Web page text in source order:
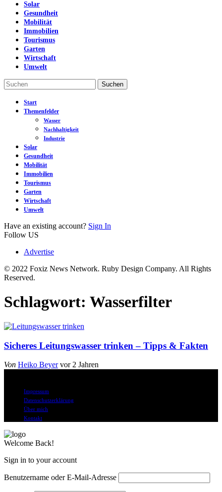
Solar
Gesundheit
Mobilität
Immobilien
Tourismus
Garten
Wirtschaft
Umwelt
Start
Themenfelder
Wasser
Nachhaltigkeit
Industrie
Solar
Gesundheit
Mobilität
Immobilien
Tourismus
Garten
Wirtschaft
Umwelt
Have an existing account? Sign In
Follow US
Advertise
© 2022 Foxiz News Network. Ruby Design Company. All Rights
Reserved.
Schlagwort: Wasserfilter
Sicheres Leitungswasser trinken – Tipps & Fakten
Von Heiko Beyer vor 2 Jahren
Impressum
Datenschutzerklärung
Über mich
Kontakt
Welcome Back!
Sign in to your account
Benutzername oder E-Mail-Adresse